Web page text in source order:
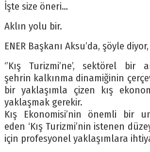
İşte size öneri…
Aklın yolu bir.
ENER Başkanı Aksu’da, şöyle diyor,
‘’Kış Turizmi’ne’, sektörel bir
şehrin kalkınma dinamiğinin
bir yaklaşımla çizen kış
yaklaşmak gerekir.
Kış Ekonomisi’nin önemli bir
eden ‘Kış Turizmi’nin istenen
için profesyonel yaklaşımlara